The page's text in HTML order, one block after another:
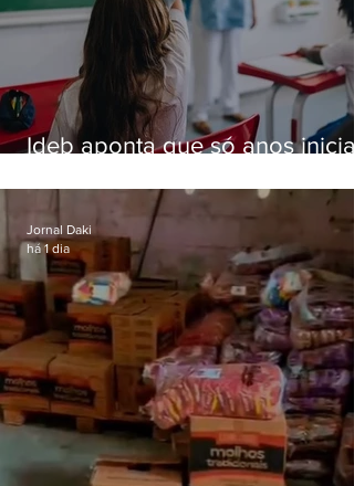
Ideb aponta que só anos
educação
Jornal Daki
há 1 dia